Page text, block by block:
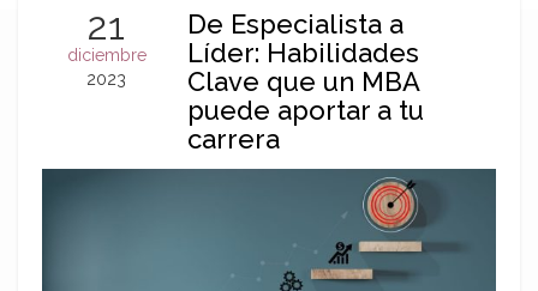
21
diciembre
2023
De Especialista a
Líder: Habilidades
Clave que un MBA
puede aportar a tu
carrera